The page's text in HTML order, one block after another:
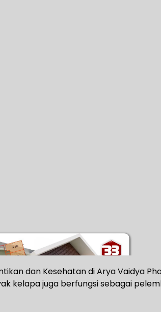
dan Kesehatan di Arya Vaidya
kelapa juga berfungsi sebagai